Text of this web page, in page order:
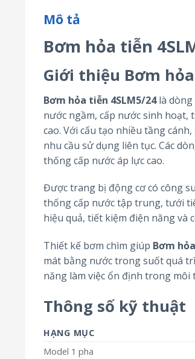
Mô tả
Bơm hỏa tiễn
Giới thiệu Bơm
Bơm hỏa tiễn 4SLM5/24là dòng
nước ngầm, cấp nước sinh
cao. Với cấu tạo nhiều tầng cánh,
nhu cầu sử dụng liên tục. Các
thống cấp nước áp lực cao.
Được trang bị động cơ có công
thống cấp nước tập trung, tưới
hiệu quả, tiết kiệm điện năng và
Thiết kế bơm chìm giúp Bơm
mát bằng nước trong suốt quá
năng làm việc ổn định trong
Thông số kỹ thuật
HẠNG MỤC
Model 1 pha